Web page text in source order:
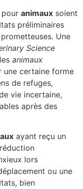
pour animaux soient
préliminaires
Une
Science
animaux
une certaine forme
de refuges,
vie incertaine,
après des
ayant reçu un
lors
ou une
bien